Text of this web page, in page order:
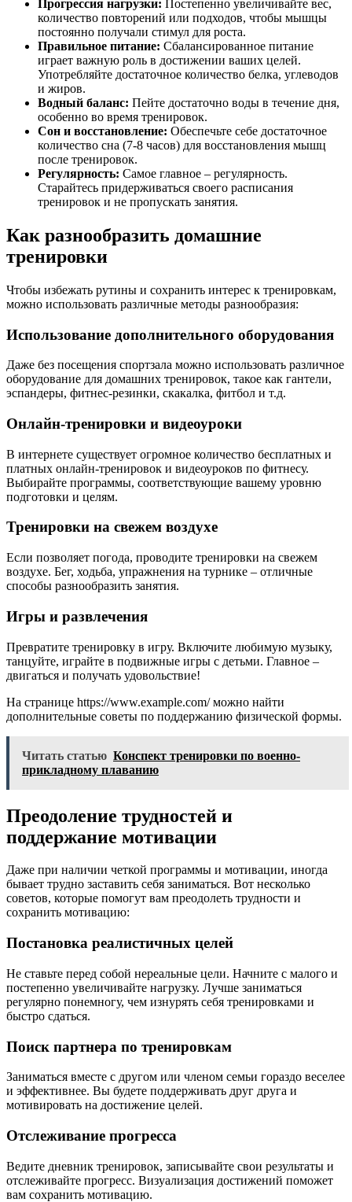
Прогрессия нагрузки: Постепенно увеличивайте вес,
количество повторений или подходов, чтобы мышцы
постоянно получали стимул для роста.
Правильное питание: Сбалансированное питание
играет важную роль в достижении ваших целей.
Употребляйте достаточное количество белка, углеводов
и жиров.
Водный баланс: Пейте достаточно воды в течение дня,
особенно во время тренировок.
Сон и восстановление: Обеспечьте себе достаточное
количество сна (7-8 часов) для восстановления мышц
после тренировок.
Регулярность: Самое главное – регулярность.
Старайтесь придерживаться своего расписания
тренировок и не пропускать занятия.
Как разнообразить домашние
тренировки
Чтобы избежать рутины и сохранить интерес к тренировкам,
можно использовать различные методы разнообразия:
Использование дополнительного оборудования
Даже без посещения спортзала можно использовать различное
оборудование для домашних тренировок, такое как гантели,
эспандеры, фитнес-резинки, скакалка, фитбол и т.д.
Онлайн-тренировки и видеоуроки
В интернете существует огромное количество бесплатных и
платных онлайн-тренировок и видеоуроков по фитнесу.
Выбирайте программы, соответствующие вашему уровню
подготовки и целям.
Тренировки на свежем воздухе
Если позволяет погода, проводите тренировки на свежем
воздухе. Бег, ходьба, упражнения на турнике – отличные
способы разнообразить занятия.
Игры и развлечения
Превратите тренировку в игру. Включите любимую музыку,
танцуйте, играйте в подвижные игры с детьми. Главное –
двигаться и получать удовольствие!
На странице https://www.example.com/ можно найти
дополнительные советы по поддержанию физической формы.
Читать статью Конспект тренировки по военно-
прикладному плаванию
Преодоление трудностей и
поддержание мотивации
Даже при наличии четкой программы и мотивации, иногда
бывает трудно заставить себя заниматься. Вот несколько
советов, которые помогут вам преодолеть трудности и
сохранить мотивацию:
Постановка реалистичных целей
Не ставьте перед собой нереальные цели. Начните с малого и
постепенно увеличивайте нагрузку. Лучше заниматься
регулярно понемногу, чем изнурять себя тренировками и
быстро сдаться.
Поиск партнера по тренировкам
Заниматься вместе с другом или членом семьи гораздо веселее
и эффективнее. Вы будете поддерживать друг друга и
мотивировать на достижение целей.
Отслеживание прогресса
Ведите дневник тренировок, записывайте свои результаты и
отслеживайте прогресс. Визуализация достижений поможет
вам сохранить мотивацию.